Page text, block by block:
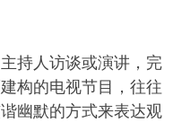
人访谈或演讲，完
构的电视节目，往往
幽默的方式来表达观